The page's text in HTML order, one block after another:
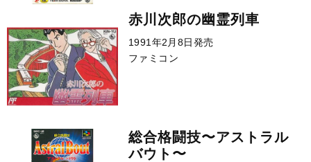
赤川次郎の幽霊列車
1991年2月8日発売
ファミコン
総合格闘技〜アストラル
バウト〜